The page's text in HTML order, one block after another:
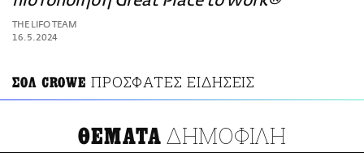
ΑΜΠΑ
PRINT
THE LIFO TEAM
16.5.2024
ΣΟΛ CROWE ΠΡΟΣΦΑΤΕΣ ΕΙΔΗΣΕΙΣ
ΘΕΜΑΤΑ ΔΗΜΟΦΙΛΗ